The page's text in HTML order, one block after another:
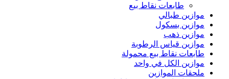
طابعات نقاط بيع
موازين طبالي
موازين بسكول
موازين ذهب
موازين قياس الرطوبة
طابعات نقاط بيع محمولة
موازين الكل في واحد
ملحقات الموازين